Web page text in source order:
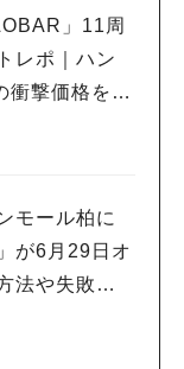
」11周
レポ｜ハン
衝撃価格を体
モール柏に
が6月29日オ
法や失敗し